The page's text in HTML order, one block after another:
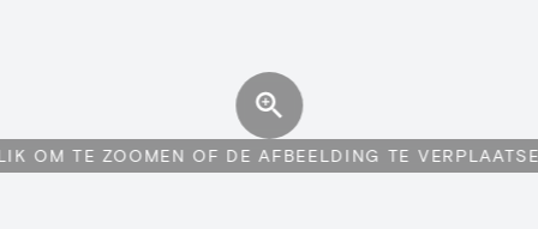
OM TE ZOOMEN OF DE AFBEELDING TE